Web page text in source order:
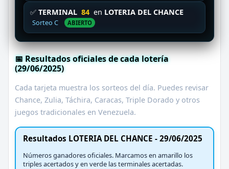
✅ TERMINAL 84 en LOTERIA DEL CHANCE
Sorteo C ABIERTO
📅 Resultados oficiales de cada lotería
(29/06/2025)
Cada tarjeta muestra los sorteos del día. Puedes revisar
Chance, Zulia, Táchira, Caracas, Triple Dorado y otros
juegos tradicionales en Venezuela.
Resultados LOTERIA DEL CHANCE - 29/06/2025
Números ganadores oficiales. Marcamos en amarillo los
triples acertados y en verde las terminales acertadas.